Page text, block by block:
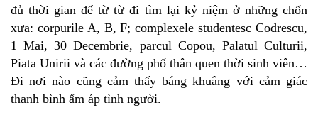
đủ thời gian để từ từ đi tìm lại kỷ niệm ở những chốn
xưa: corpurile A, B, F; complexele studentesc Codrescu,
1 Mai, 30 Decembrie, parcul Copou, Palatul Culturii,
Piata Unirii và các đường phố thân quen thời sinh viên…
Đi nơi nào cũng cảm thấy báng khuâng với cảm giác
thanh bình ấm áp tình người.